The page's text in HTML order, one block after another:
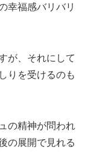
幸福感バリバリ
が、それにして
りを受けるのも
の精神が問われ
の展開で見れる